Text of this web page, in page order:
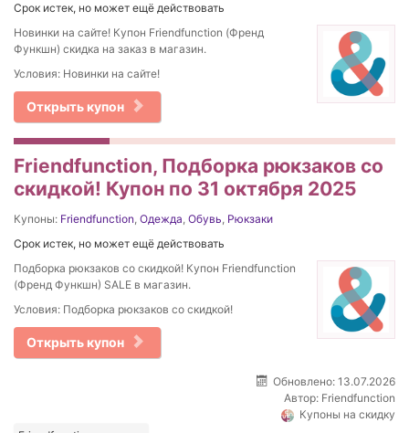
Срок истек, но может ещё действовать
Новинки на сайте! Купон Friendfunction (Френд
Функшн) скидка на заказ в магазин.
Условия: Новинки на сайте!
Открыть купон
Friendfunction, Подборка рюкзаков со
скидкой! Купон по 31 октября 2025
Купоны: Friendfunction, Одежда, Обувь, Рюкзаки
Срок истек, но может ещё действовать
Подборка рюкзаков со скидкой! Купон Friendfunction
(Френд Функшн) SALE в магазин.
Условия: Подборка рюкзаков со скидкой!
Открыть купон
Обновлено: 13.07.2026
Автор: Friendfunction
Купоны на скидку